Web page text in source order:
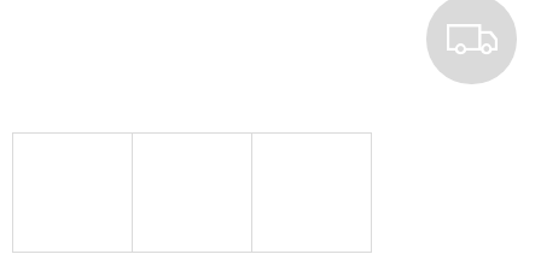
Z
D